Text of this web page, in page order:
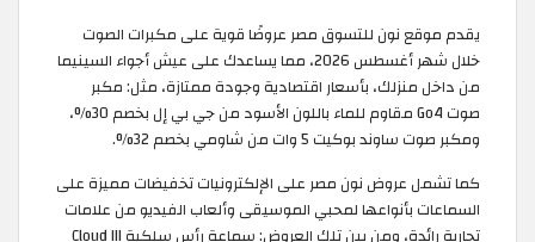
يقدم موقع نون للتسوق مصر عروضًا قوية على مكبرات الصوت
خلال شهر أغسطس 2026، مما يساعدك على عيش أجواء السينيما
من داخل منزلك، بأسعار اقتصادية وجودة ممتازة، مثل: مكبر
صوت Go4 مقاوم للماء باللون الأسود من جي بي إل بخصم 30%،
ومكبر صوت ساوند بوكيت 5 وات من شاومي بخصم 32%.
كما تشمل عروض نون مصر على الإلكترونيات تخفيضات مميزة على
السماعات بأنواعها لمحبي الموسيقى وألعاب الفيديو من علامات
تجارية رائدة، ومن بين تلك العروض: سماعة رأس سلكية Cloud III